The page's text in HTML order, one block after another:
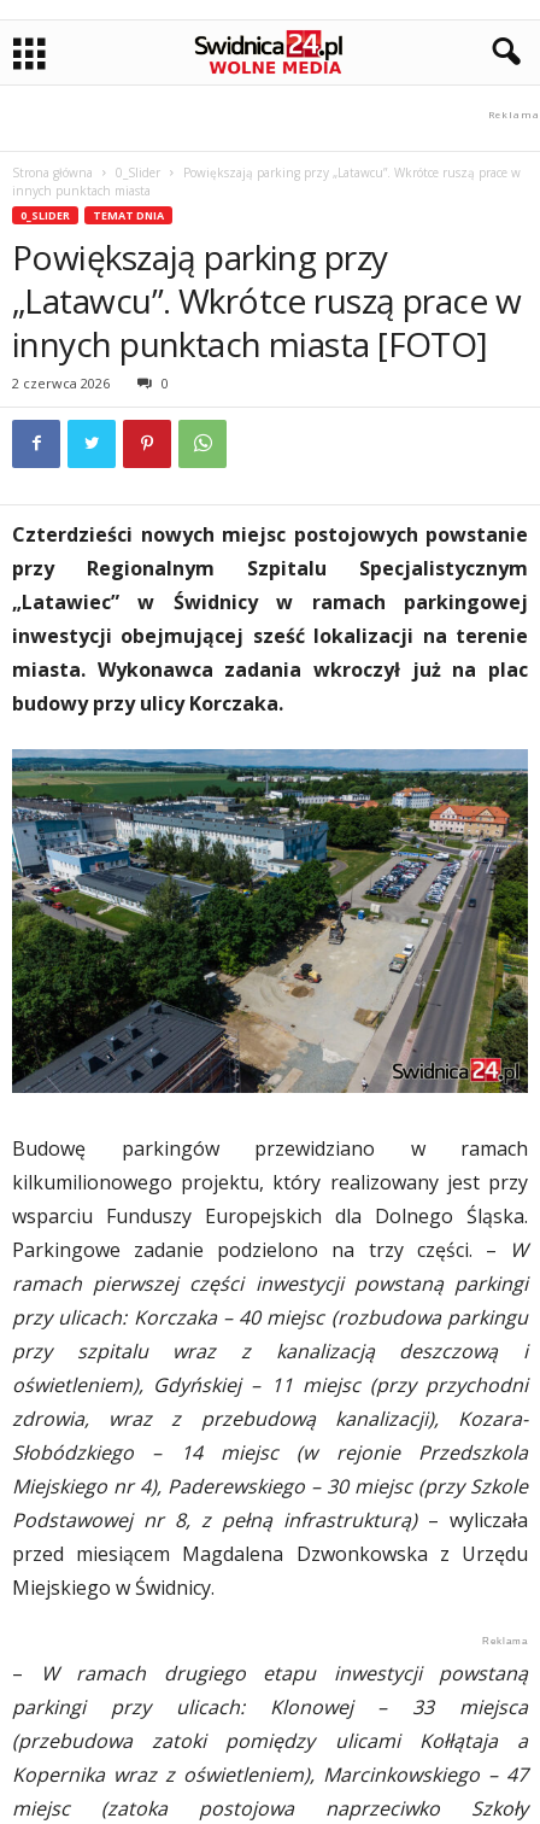
Strona główna 0_Slider
Powiększają parking przy „Latawcu”. Wkrótce ruszą prace w
innych punktach miasta
0_SLIDER TEMAT DNIA
Powiększają parking przy
„Latawcu”. Wkrótce ruszą prace w
innych punktach miasta [FOTO]
2 czerwca 2026 0
Czterdzieści nowych miejsc postojowych powstanie
przy Regionalnym Szpitalu Specjalistycznym
„Latawiec” w Świdnicy w ramach parkingowej
inwestycji obejmującej sześć lokalizacji na terenie
miasta. Wykonawca zadania wkroczył już na plac
budowy przy ulicy Korczaka.
Budowę parkingów przewidziano w ramach
kilkumilionowego projektu, który realizowany jest przy
wsparciu Funduszy Europejskich dla Dolnego Śląska.
Parkingowe zadanie podzielono na trzy części. –
W
ramach pierwszej części inwestycji powstaną parkingi
przy ulicach: Korczaka – 40 miejsc (rozbudowa parkingu
przy szpitalu wraz z kanalizacją deszczową i
oświetleniem), Gdyńskiej – 11 miejsc (przy przychodni
zdrowia, wraz z przebudową kanalizacji), Kozara-
Słobódzkiego – 14 miejsc (w rejonie Przedszkola
Miejskiego nr 4), Paderewskiego – 30 miejsc (przy Szkole
Podstawowej nr 8, z pełną infrastrukturą)– wyliczała
przed miesiącem Magdalena Dzwonkowska z Urzędu
Miejskiego w Świdnicy.
–
W ramach drugiego etapu inwestycji powstaną
parkingi przy ulicach: Klonowej – 33 miejsca
(przebudowa zatoki pomiędzy ulicami Kołłątaja a
Kopernika wraz z oświetleniem), Marcinkowskiego – 47
miejsc (zatoka postojowa naprzeciwko Szkoły